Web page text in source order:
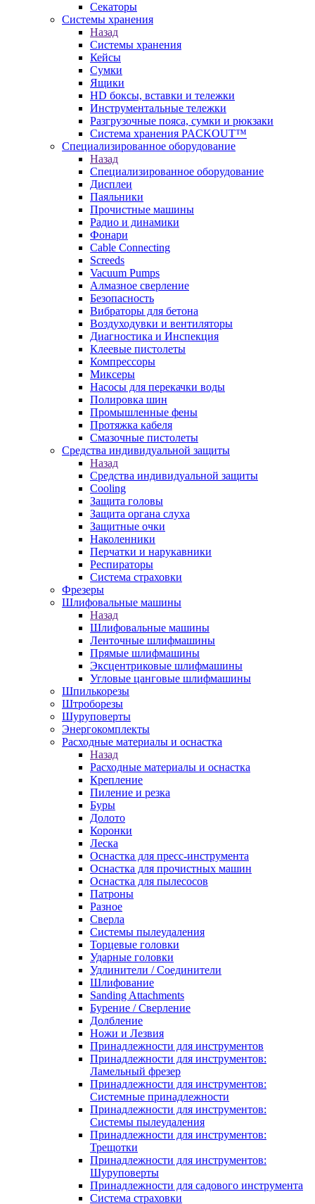
Секаторы
Системы хранения
Назад
Системы хранения
Кейсы
Сумки
Ящики
HD боксы, вставки и тележки
Инструментальные тележки
Разгрузочные пояса, сумки и рюкзаки
Система хранения PACKOUT™
Специализированное оборудование
Назад
Специализированное оборудование
Дисплеи
Паяльники
Прочистные машины
Радио и динамики
Фонари
Cable Connecting
Screeds
Vacuum Pumps
Алмазное сверление
Безопасность
Вибраторы для бетона
Воздуходувки и вентиляторы
Диагностика и Инспекция
Клеевые пистолеты
Компрессоры
Миксеры
Насосы для перекачки воды
Полировка шин
Промышленные фены
Протяжка кабеля
Смазочные пистолеты
Средства индивидуальной защиты
Назад
Средства индивидуальной защиты
Cooling
Защита головы
Защита органа слуха
Защитные очки
Наколенники
Перчатки и нарукавники
Респираторы
Система страховки
Фрезеры
Шлифовальные машины
Назад
Шлифовальные машины
Ленточные шлифмашины
Прямые шлифмашины
Эксцентриковые шлифмашины
Угловые цанговые шлифмашины
Шпилькорезы
Штроборезы
Шуруповерты
Энергокомплекты
Расходные материалы и оснастка
Назад
Расходные материалы и оснастка
Крепление
Пиление и резка
Буры
Долото
Коронки
Леска
Оснастка для пресс-инструмента
Оснастка для прочистных машин
Оснастка для пылесосов
Патроны
Разное
Сверла
Системы пылеудаления
Торцевые головки
Ударные головки
Удлинители / Соединители
Шлифование
Sanding Attachments
Бурение / Сверление
Долбление
Ножи и Лезвия
Принадлежности для инструментов
Принадлежности для инструментов:
Ламельный фрезер
Принадлежности для инструментов:
Системные принадлежности
Принадлежности для инструментов:
Системы пылеудаления
Принадлежности для инструментов:
Трещотки
Принадлежности для инструментов:
Шуруповерты
Принадлежности для садового инструмента
Система страховки